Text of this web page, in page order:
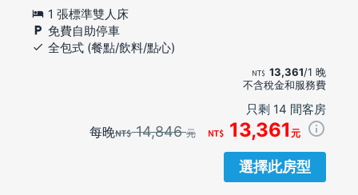
1 張標準雙人床
免費自助停車
全包式 (餐點/飲料/點心)
13,361/1 晚
不含稅金和服務費
只剩 14 間客房
每晚 14,846元 13,361 元
選擇此房型